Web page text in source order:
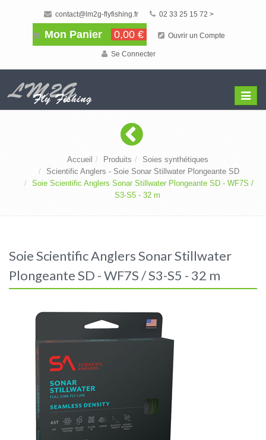
contact@lm2g-flyfishing.fr 02 33 25 15 72 >
Mon Panier 0,00 € Ouvrir un Compte
Se Connecter
Menu
Accueil Produits
Soies synthétiques
Scientific Anglers - Soie Sonar Stillwater Plongeante SD
Soie Scientific Anglers Sonar Stillwater Plongeante SD - WF7S /
S3-S5 - 32 m
Soie Scientific Anglers Sonar Stillwater
Plongeante SD - WF7S / S3-S5 - 32 m